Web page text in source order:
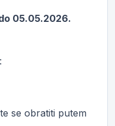
05.05.2026.
se obratiti putem